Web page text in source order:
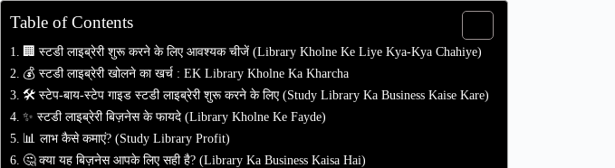
Table of Contents
🏢 स्टडी लाइब्रेरी शुरू करने के लिए आवश्यक चीजें (Library Kholne Ke Liye Kya-Kya Chahiye)
💰 स्टडी लाइब्रेरी खोलने का खर्च : EK Library Kholne Ka Kharcha
🛠️ स्टेप-बाय-स्टेप गाइड स्टडी लाइब्रेरी शुरू करने के लिए (Study Library Ka Business Kaise Kare)
✨ स्टडी लाइब्रेरी बिज़नेस के फायदे (Library Kholne Ke Fayde)
📊 लाभ कैसे कमाएं? (Study Library Profit)
🤔 क्या यह बिज़नेस आपके लिए सही है? (Library Ka Business Kaisa Hai)